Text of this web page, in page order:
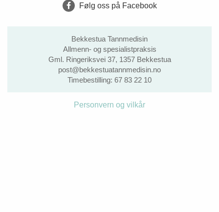
Følg oss på Facebook
Bekkestua Tannmedisin
Allmenn- og spesialistpraksis
Gml. Ringeriksvei 37, 1357 Bekkestua
post@bekkestuatannmedisin.no
Timebestilling: 67 83 22 10
Personvern og vilkår